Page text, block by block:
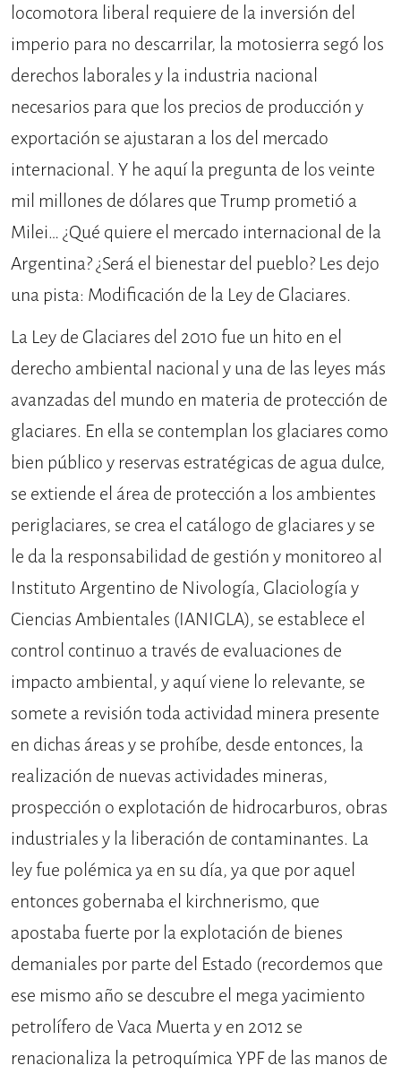
locomotora liberal requiere de la inversión del
imperio para no descarrilar, la motosierra segó los
derechos laborales y la industria nacional
necesarios para que los precios de producción y
exportación se ajustaran a los del mercado
internacional. Y he aquí la pregunta de los veinte
mil millones de dólares que Trump prometió a
Milei… ¿Qué quiere el mercado internacional de la
Argentina? ¿Será el bienestar del pueblo? Les dejo
una pista: Modificación de la Ley de Glaciares.
La Ley de Glaciares del 2010 fue un hito en el
derecho ambiental nacional y una de las leyes más
avanzadas del mundo en materia de protección de
glaciares. En ella se contemplan los glaciares como
bien público y reservas estratégicas de agua dulce,
se extiende el área de protección a los ambientes
periglaciares, se crea el catálogo de glaciares y se
le da la responsabilidad de gestión y monitoreo al
Instituto Argentino de Nivología, Glaciología y
Ciencias Ambientales (IANIGLA), se establece el
control continuo a través de evaluaciones de
impacto ambiental, y aquí viene lo relevante, se
somete a revisión toda actividad minera presente
en dichas áreas y se prohíbe, desde entonces, la
realización de nuevas actividades mineras,
prospección o explotación de hidrocarburos, obras
industriales y la liberación de contaminantes. La
ley fue polémica ya en su día, ya que por aquel
entonces gobernaba el kirchnerismo, que
apostaba fuerte por la explotación de bienes
demaniales por parte del Estado (recordemos que
ese mismo año se descubre el mega yacimiento
petrolífero de Vaca Muerta y en 2012 se
renacionaliza la petroquímica YPF de las manos de